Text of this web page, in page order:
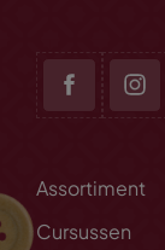
Assortiment
Cursussen